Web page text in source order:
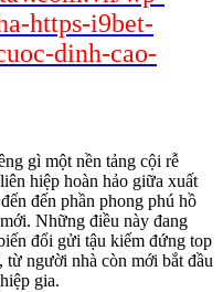
https-i9bet-
dinh-cao-
gì một nền tảng cội rễ
hiệp hoàn hảo giữa xuất
đến phần phong phú hồ
Những điều này đang
đổi gửi tậu kiếm đứng top
người nhà còn mới bắt đầu
gia.